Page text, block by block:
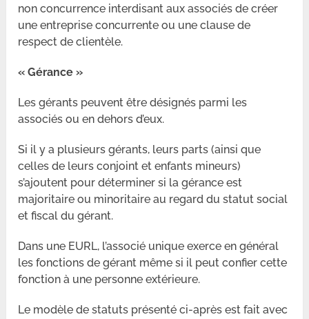
non concurrence interdisant aux associés de créer
une entreprise concurrente ou une clause de
respect de clientèle.
« Gérance »
Les gérants peuvent être désignés parmi les
associés ou en dehors d’eux.
Si il y a plusieurs gérants, leurs parts (ainsi que
celles de leurs conjoint et enfants mineurs)
s’ajoutent pour déterminer si la gérance est
majoritaire ou minoritaire au regard du statut social
et fiscal du gérant.
Dans une EURL, l’associé unique exerce en général
les fonctions de gérant même si il peut confier cette
fonction à une personne extérieure.
Le modèle de statuts présenté ci-après est fait avec